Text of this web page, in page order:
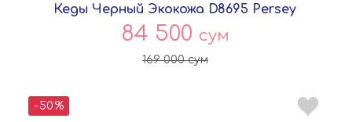
Кеды Черный Экокожа D8695 Persey
84 500 сум
169 000сум
-50%